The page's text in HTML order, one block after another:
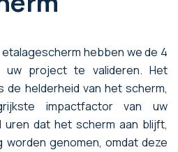
hebben we de 4
uw project te valideren. Het
de helderheid van het scherm,
impactfactor van uw
uren dat het scherm aan blijft,
genomen, omdat deze